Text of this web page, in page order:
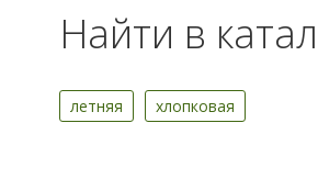
Найти в
летняя хлопковая